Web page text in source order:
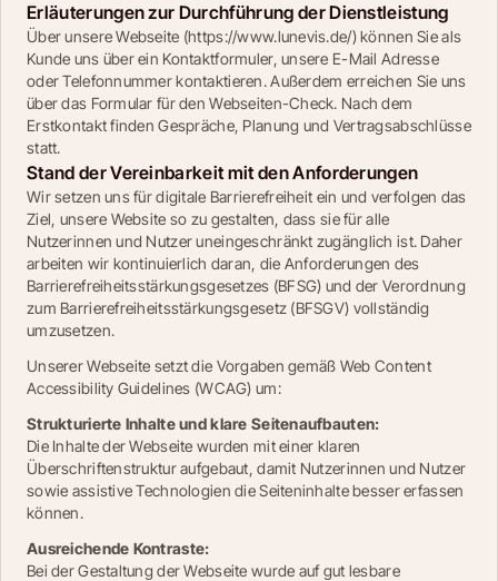
Erläuterungen zur Durchführung der Dienstleistung
Über unsere Webseite (https://www.lunevis.de/) können Sie als
Kunde uns über ein Kontaktformuler, unsere E-Mail Adresse
oder Telefonnummer kontaktieren. Außerdem erreichen Sie uns
über das Formular für den Webseiten-Check. Nach dem
Erstkontakt finden Gespräche, Planung und Vertragsabschlüsse
statt.
Stand der Vereinbarkeit mit den Anforderungen
Wir setzen uns für digitale Barrierefreiheit ein und verfolgen das
Ziel, unsere Website so zu gestalten, dass sie für alle
Nutzerinnen und Nutzer uneingeschränkt zugänglich ist. Daher
arbeiten wir kontinuierlich daran, die Anforderungen des
Barrierefreiheitsstärkungsgesetzes (BFSG) und der Verordnung
zum Barrierefreiheitsstärkungsgesetz (BFSGV) vollständig
umzusetzen.
Unserer Webseite setzt die Vorgaben gemäß Web Content
Accessibility Guidelines (WCAG) um:
Strukturierte Inhalte und klare Seitenaufbauten:
Die Inhalte der Webseite wurden mit einer klaren
Überschriftenstruktur aufgebaut, damit Nutzerinnen und Nutzer
sowie assistive Technologien die Seiteninhalte besser erfassen
können.
Ausreichende Kontraste:
Bei der Gestaltung der Webseite wurde auf gut lesbare